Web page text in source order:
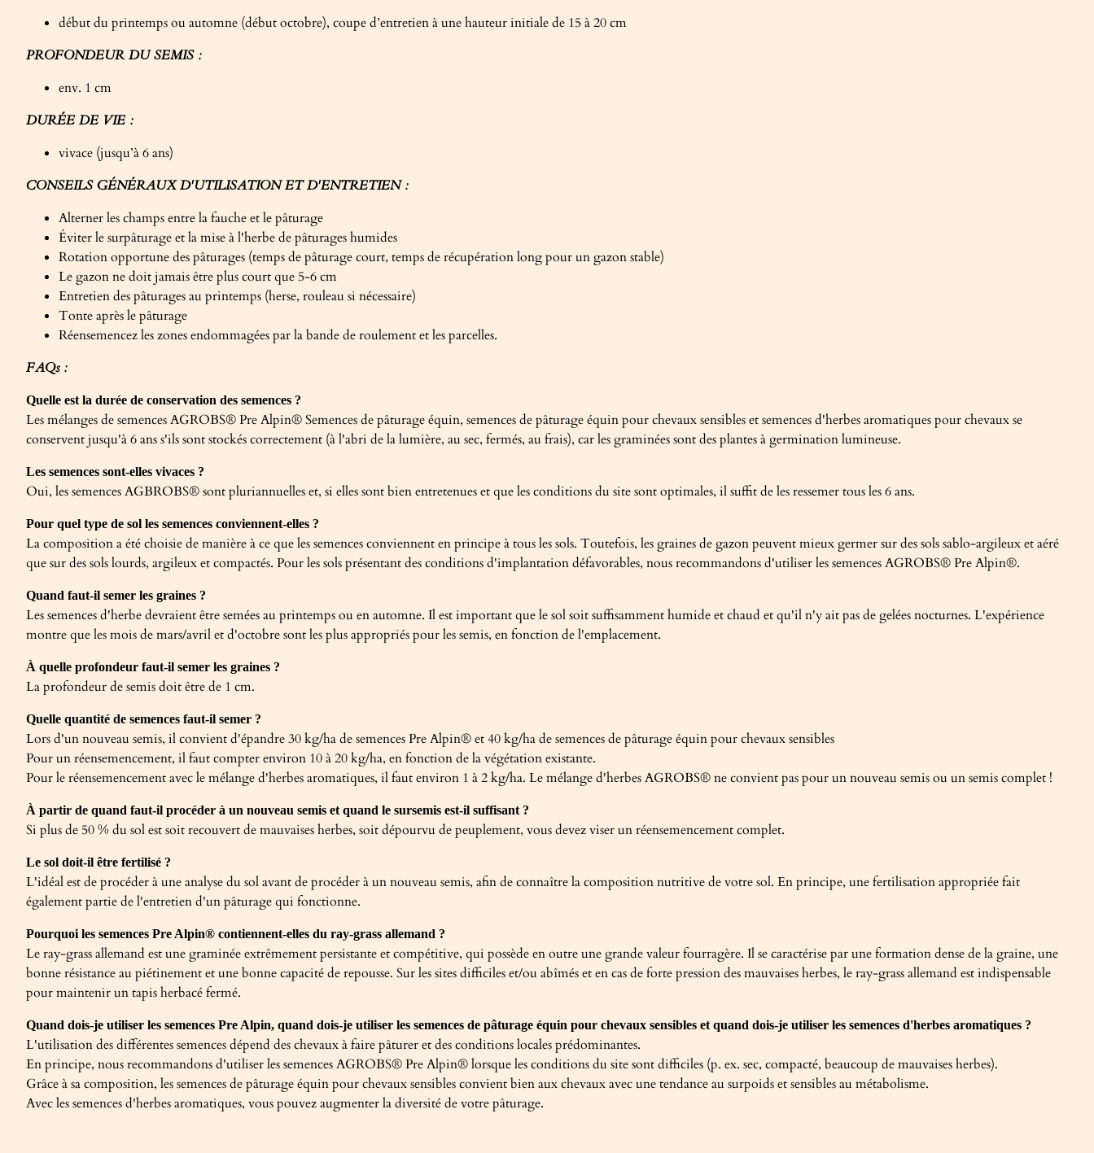
début du printemps ou automne (début octobre), coupe d’entretien à une hauteur initiale de 15 à 20 cm
PROFONDEUR DU SEMIS :
env. 1 cm
DURÉE DE VIE :
vivace (jusqu’à 6 ans)
CONSEILS GÉNÉRAUX D'UTILISATION ET D'ENTRETIEN :
Alterner les champs entre la fauche et le pâturage
Éviter le surpâturage et la mise à l'herbe de pâturages humides
Rotation opportune des pâturages (temps de pâturage court, temps de récupération long pour un gazon stable)
Le gazon ne doit jamais être plus court que 5-6 cm
Entretien des pâturages au printemps (herse, rouleau si nécessaire)
Tonte après le pâturage
Réensemencez les zones endommagées par la bande de roulement et les parcelles.
FAQs :
Quelle est la durée de conservation des semences ?
Les mélanges de semences AGROBS® Pre Alpin® Semences de pâturage équin, semences de pâturage équin pour chevaux sensibles et semences d'herbes aromatiques pour chevaux se
conservent jusqu'à 6 ans s'ils sont stockés correctement (à l'abri de la lumière, au sec, fermés, au frais), car les graminées sont des plantes à germination lumineuse.
Les semences sont-elles vivaces ?
Oui, les semences AGBROBS® sont pluriannuelles et, si elles sont bien entretenues et que les conditions du site sont optimales, il suffit de les ressemer tous les 6 ans.
Pour quel type de sol les semences conviennent-elles ?
La composition a été choisie de manière à ce que les semences conviennent en principe à tous les sols. Toutefois, les graines de gazon peuvent mieux germer sur des sols sablo-argileux et aéré
que sur des sols lourds, argileux et compactés. Pour les sols présentant des conditions d'implantation défavorables, nous recommandons d'utiliser les semences AGROBS® Pre Alpin®.
Quand faut-il semer les graines ?
Les semences d'herbe devraient être semées au printemps ou en automne. Il est important que le sol soit suffisamment humide et chaud et qu'il n'y ait pas de gelées nocturnes. L'expérience
montre que les mois de mars/avril et d'octobre sont les plus appropriés pour les semis, en fonction de l'emplacement.
À quelle profondeur faut-il semer les graines ?
La profondeur de semis doit être de 1 cm.
Quelle quantité de semences faut-il semer ?
Lors d'un nouveau semis, il convient d'épandre 30 kg/ha de semences Pre Alpin® et 40 kg/ha de semences de pâturage équin pour chevaux sensibles
Pour un réensemencement, il faut compter environ 10 à 20 kg/ha, en fonction de la végétation existante.
Pour le réensemencement avec le mélange d'herbes aromatiques, il faut environ 1 à 2 kg/ha. Le mélange d'herbes AGROBS® ne convient pas pour un nouveau semis ou un semis complet !
À partir de quand faut-il procéder à un nouveau semis et quand le sursemis est-il suffisant ?
Si plus de 50 % du sol est soit recouvert de mauvaises herbes, soit dépourvu de peuplement, vous devez viser un réensemencement complet.
Le sol doit-il être fertilisé ?
L'idéal est de procéder à une analyse du sol avant de procéder à un nouveau semis, afin de connaître la composition nutritive de votre sol. En principe, une fertilisation appropriée fait
également partie de l'entretien d'un pâturage qui fonctionne.
Pourquoi les semences Pre Alpin® contiennent-elles du ray-grass allemand ?
Le ray-grass allemand est une graminée extrêmement persistante et compétitive, qui possède en outre une grande valeur fourragère. Il se caractérise par une formation dense de la graine, une
bonne résistance au piétinement et une bonne capacité de repousse. Sur les sites difficiles et/ou abîmés et en cas de forte pression des mauvaises herbes, le ray-grass allemand est indispensable
pour maintenir un tapis herbacé fermé.
Quand dois-je utiliser les semences Pre Alpin, quand dois-je utiliser les semences de pâturage équin pour chevaux sensibles et quand dois-je utiliser les semences d'herbes aromatiques ?
L'utilisation des différentes semences dépend des chevaux à faire pâturer et des conditions locales prédominantes.
En principe, nous recommandons d'utiliser les semences AGROBS® Pre Alpin® lorsque les conditions du site sont difficiles (p. ex. sec, compacté, beaucoup de mauvaises herbes).
Grâce à sa composition, les semences de pâturage équin pour chevaux sensibles convient bien aux chevaux avec une tendance au surpoids et sensibles au métabolisme.
Avec les semences d'herbes aromatiques, vous pouvez augmenter la diversité de votre pâturage.